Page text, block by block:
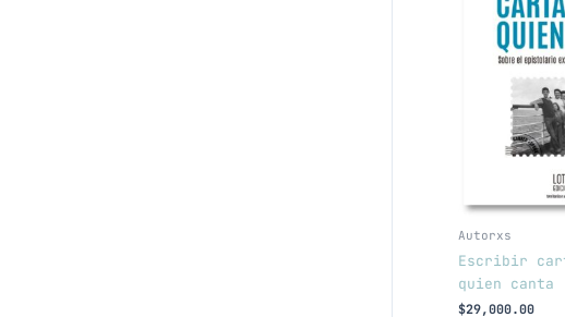
Autorxs
Escribir
quien canta
$29,000.00